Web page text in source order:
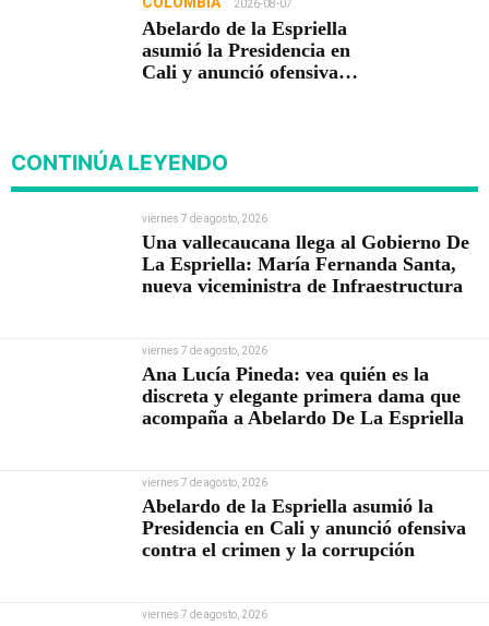
2026-08-07
Abelardo de la Espriella
asumió la Presidencia en
Cali y anunció ofensiva
CONTINÚA LEYENDO
viernes 7 de agosto, 2026
Una vallecaucana llega al Gobierno De
La Espriella: María Fernanda Santa,
nueva viceministra de Infraestructura
viernes 7 de agosto, 2026
Ana Lucía Pineda: vea quién es la
discreta y elegante primera dama que
acompaña a Abelardo De La Espriella
viernes 7 de agosto, 2026
Abelardo de la Espriella asumió la
Presidencia en Cali y anunció ofensiva
contra el crimen y la corrupción
viernes 7 de agosto, 2026